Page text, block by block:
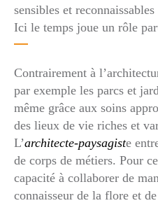
sensibles et
Ici le temps joue un rôle
Contrairement à
par exemple les parcs et
même grâce aux soins
des lieux de vie riches et
L’architecte-paysagiste
de corps de métiers. Pour
capacité à collaborer de
connaisseur de la flore et